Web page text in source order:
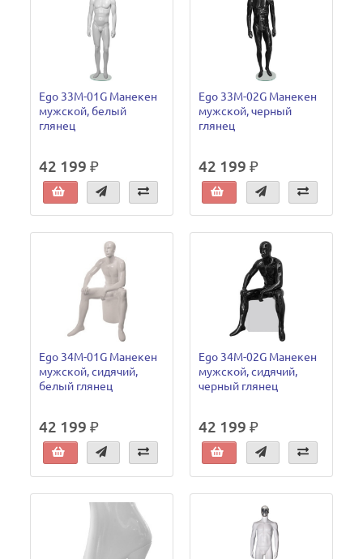
Ego 33M-01G Манекен
мужской, белый
глянец
42 199 ₽
Ego 33M-02G Манекен
мужской, черный
глянец
42 199 ₽
Ego 34M-01G Манекен
мужской, сидячий,
белый глянец
42 199 ₽
Ego 34M-02G Манекен
мужской, сидячий,
черный глянец
42 199 ₽